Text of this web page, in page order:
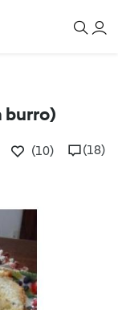
burro)
(10) (18)